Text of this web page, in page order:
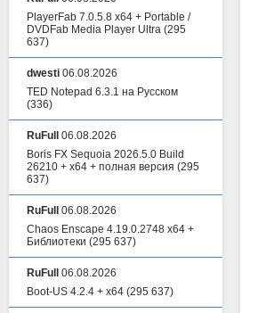
PlayerFab 7.0.5.8 x64 + Portable /
DVDFab Media Player Ultra (295
637)
dwesti 06.08.2026
TED Notepad 6.3.1 на Русском
(336)
RuFull
06.08.2026
Boris FX Sequoia 2026.5.0 Build
26210 + x64 + полная версия (295
637)
RuFull
06.08.2026
Chaos Enscape 4.19.0.2748 x64 +
Библиотеки (295 637)
RuFull
06.08.2026
Boot-US 4.2.4 + x64 (295 637)